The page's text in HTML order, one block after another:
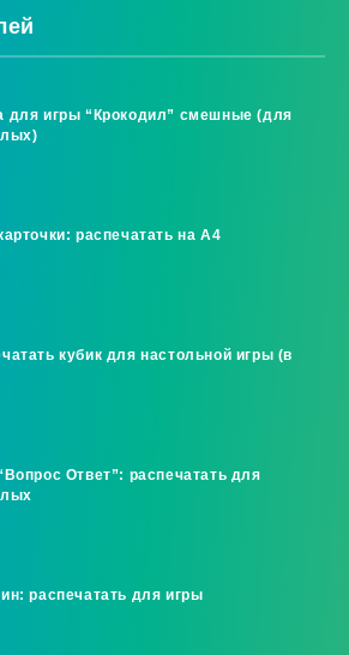
для игры “Крокодил” смешные (для
распечатать на A4
кубик для настольной игры (в
Ответ”: распечатать для
распечатать для игры